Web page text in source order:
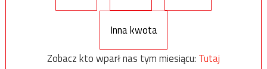
Inna kwota
Zobacz kto wparł nas tym miesiącu: Tutaj